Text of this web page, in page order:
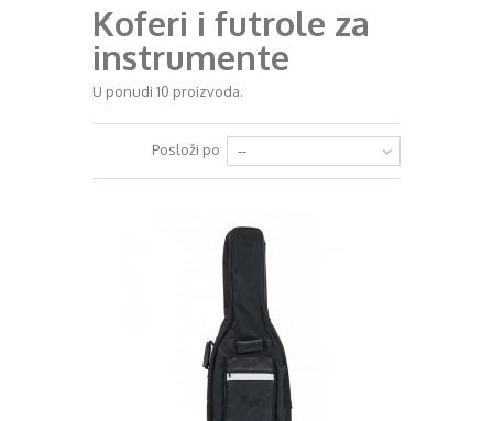
STUDIO
+
KLAVIJATURE
+
Koferi i futrole za
instrumente
U ponudi 10 proizvoda.
Posloži po --